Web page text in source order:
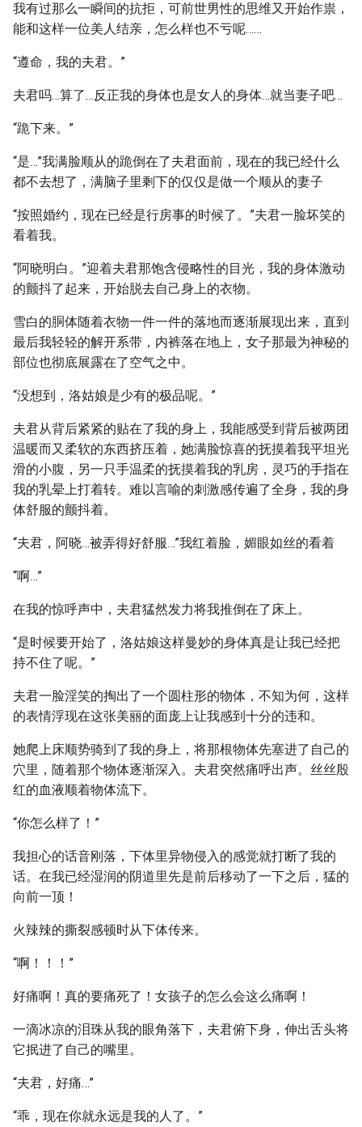
我有过那么一瞬间的抗拒，可前世男性的思维又开始作祟，
能和这样一位美人结亲，怎么样也不亏呢……
“遵命，我的夫君。”
夫君吗…算了…反正我的身体也是女人的身体…就当妻子吧…
“跪下来。”
“是…”我满脸顺从的跪倒在了夫君面前，现在的我已经什么
都不去想了，满脑子里剩下的仅仅是做一个顺从的妻子
“按照婚约，现在已经是行房事的时候了。”夫君一脸坏笑的
看着我。
“阿晓明白。”迎着夫君那饱含侵略性的目光，我的身体激动
的颤抖了起来，开始脱去自己身上的衣物。
雪白的胴体随着衣物一件一件的落地而逐渐展现出来，直到
最后我轻轻的解开系带，内裤落在地上，女子那最为神秘的
部位也彻底展露在了空气之中。
“没想到，洛姑娘是少有的极品呢。”
夫君从背后紧紧的贴在了我的身上，我能感受到背后被两团
温暖而又柔软的东西挤压着，她满脸惊喜的抚摸着我平坦光
滑的小腹，另一只手温柔的抚摸着我的乳房，灵巧的手指在
我的乳晕上打着转。难以言喻的刺激感传遍了全身，我的身
体舒服的颤抖着。
“夫君，阿晓…被弄得好舒服…”我红着脸，媚眼如丝的看着
“啊…”
在我的惊呼声中，夫君猛然发力将我推倒在了床上。
“是时候要开始了，洛姑娘这样曼妙的身体真是让我已经把
持不住了呢。”
夫君一脸淫笑的掏出了一个圆柱形的物体，不知为何，这样
的表情浮现在这张美丽的面庞上让我感到十分的违和。
她爬上床顺势骑到了我的身上，将那根物体先塞进了自己的
穴里，随着那个物体逐渐深入。夫君突然痛呼出声。丝丝殷
红的血液顺着物体流下。
“你怎么样了！”
我担心的话音刚落，下体里异物侵入的感觉就打断了我的
话。在我已经湿润的阴道里先是前后移动了一下之后，猛的
向前一顶！
火辣辣的撕裂感顿时从下体传来。
“啊！！！”
好痛啊！真的要痛死了！女孩子的怎么会这么痛啊！
一滴冰凉的泪珠从我的眼角落下，夫君俯下身，伸出舌头将
它抿进了自己的嘴里。
“夫君，好痛…”
“乖，现在你就永远是我的人了。”